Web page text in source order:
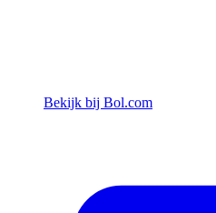
Bekijk bij Bol.com